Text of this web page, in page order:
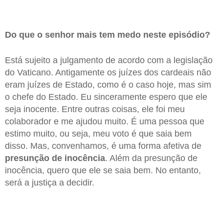
Do que o senhor mais tem medo neste episódio?
Está sujeito a julgamento de acordo com a legislação
do Vaticano. Antigamente os juízes dos cardeais não
eram juízes de Estado, como é o caso hoje, mas sim
o chefe do Estado. Eu sinceramente espero que ele
seja inocente. Entre outras coisas, ele foi meu
colaborador e me ajudou muito. É uma pessoa que
estimo muito, ou seja, meu voto é que saia bem
disso. Mas, convenhamos, é uma forma afetiva de
presunção de inocência. Além da presunção de
inocência, quero que ele se saia bem. No entanto,
será a justiça a decidir.